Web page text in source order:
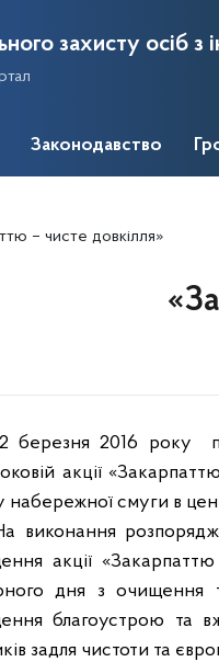
захисту осіб з
Законодавство
– чисте довкілля»
березня 2016 року
акції
набережної смуги в
виконання
акції
дня з очищення
благоустрою та
задля чистоти та